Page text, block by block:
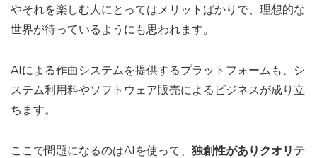
やそれを楽しむ人にとってはメリットばかりで、理想的な
世界が待っているようにも思われます。
AIによる作曲システムを提供するプラットフォームも、シ
ステム利用料やソフトウェア販売によるビジネスが成り立
ちます。
ここで問題になるのはAIを使って、 独創性がありクオリテ